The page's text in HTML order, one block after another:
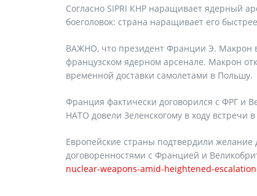
Согласно SIPRI КНР наращивает ядерный
боеголовок: страна наращивает его
ВАЖНО, что президент Франции Э. Макрон в
французском ядерном арсенале. Макрон
временной доставки самолетами в Польшу.
Франция фактически договорился с ФРГ и
НАТО довели Зеленскогому в ходу встречи
Европейские страны подтвердили
договоренностями с Францией и
nuclear-weapons-amid-heightened-